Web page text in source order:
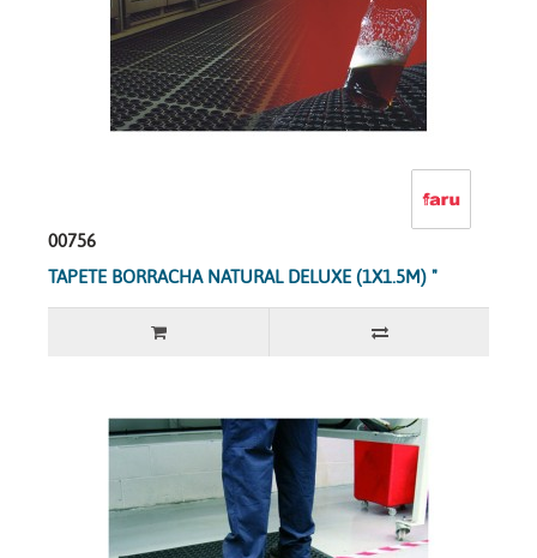
00756
TAPETE BORRACHA NATURAL DELUXE (1X1.5M) "